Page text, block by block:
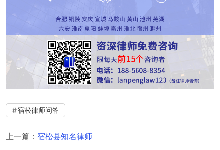
宿松律师问答
上一篇： 宿松县知名律师